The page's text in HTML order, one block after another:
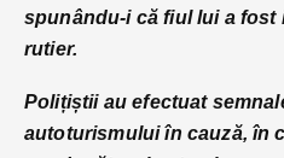
spunându-i că fiul lui a
rutier.
Polițiștii au efectuat
autoturismului în cauză, în